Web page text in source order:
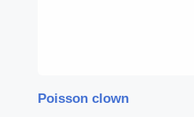
Poisson clown